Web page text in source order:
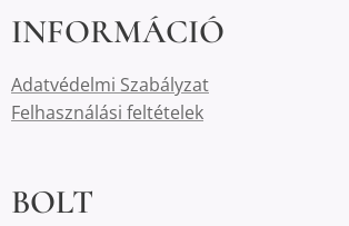
INFORMÁCIÓ
Adatvédelmi Szabályzat
Felhasználási feltételek
BOLT